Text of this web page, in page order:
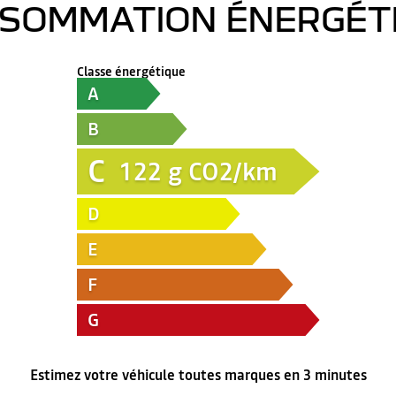
Classe énergétique
A
B
C 122 g CO2/km
D
E
F
G
Estimez votre véhicule toutes marques en 3 minutes